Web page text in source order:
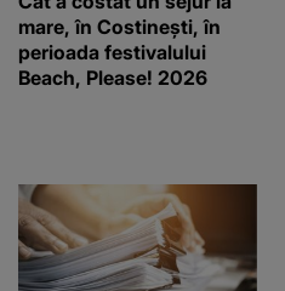
mare, în Costinești, în
perioada festivalului
Beach, Please! 2026